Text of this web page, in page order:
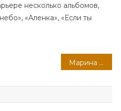
несколько альбомов,
«Аленка», «Если ты
Марина Коняшкина — феноменальная актриса и ее удивительная личная история успеха